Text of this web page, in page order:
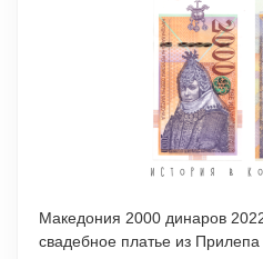
Македония 2000 динаров
свадебное платье из Прилепа